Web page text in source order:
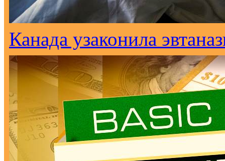
Канада узаконила